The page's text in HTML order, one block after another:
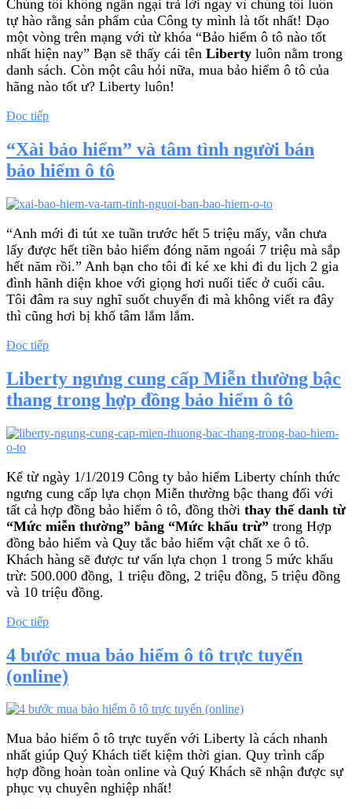
Chúng tôi không ngần ngại trả lời ngay vì chúng tôi luôn
tự hào rằng sản phẩm của Công ty mình là tốt nhất! Dạo
một vòng trên mạng với từ khóa “Bảo hiểm ô tô nào tốt
nhất hiện nay” Bạn sẽ thấy cái tên Liberty luôn nằm trong
danh sách. Còn một câu hỏi nữa, mua bảo hiểm ô tô của
hãng nào tốt ư? Liberty luôn!
Đọc tiếp“Bảo
ô
tô
nào
nhất
hiện
nay?
Liberty!”
“Xài bảo hiểm” và tâm tình người bán
bảo hiểm ô tô
“Anh mới đi tút xe tuần trước hết 5 triệu mấy, vẫn chưa
lấy được hết tiền bảo hiểm đóng năm ngoái 7 triệu mà sắp
hết năm rồi.” Anh bạn cho tôi đi ké xe khi đi du lịch 2 gia
đình hãnh diện khoe với giọng hơi nuối tiếc ở cuối câu.
Tôi đâm ra suy nghĩ suốt chuyến đi mà không viết ra đây
thì cũng hơi bị khổ tâm lắm lắm.
Đọc tiếp““Xài
hiểm”
và
tâm
người
bán
hiểm
ô
tô”
Liberty ngưng cung cấp Miễn thường bậc
thang trong hợp đồng bảo hiểm ô tô
Kể từ ngày 1/1/2019 Công ty bảo hiểm Liberty chính thức
ngưng cung cấp lựa chọn Miễn thường bậc thang đối với
tất cả hợp đồng bảo hiểm ô tô, đồng thời thay thế danh từ
“Mức miễn thường” bằng “Mức khấu trừ” trong Hợp
đồng bảo hiểm và Quy tắc bảo hiểm vật chất xe ô tô.
Khách hàng sẽ được tư vấn lựa chọn 1 trong 5 mức khấu
trừ: 500.000 đồng, 1 triệu đồng, 2 triệu đồng, 5 triệu đồng
và 10 triệu đồng.
Đọc tiếp“Liberty
cung
cấp
Miễn
bậc
trong
hợp
đồng
bảo
hiểm
4 bước mua bảo hiểm ô tô trực tuyến
(online)
Mua bảo hiểm ô tô trực tuyến với Liberty là cách nhanh
nhất giúp Quý Khách tiết kiệm thời gian. Quy trình cấp
hợp đồng hoàn toàn online và Quý Khách sẽ nhận được sự
phục vụ chuyên nghiệp nhất!